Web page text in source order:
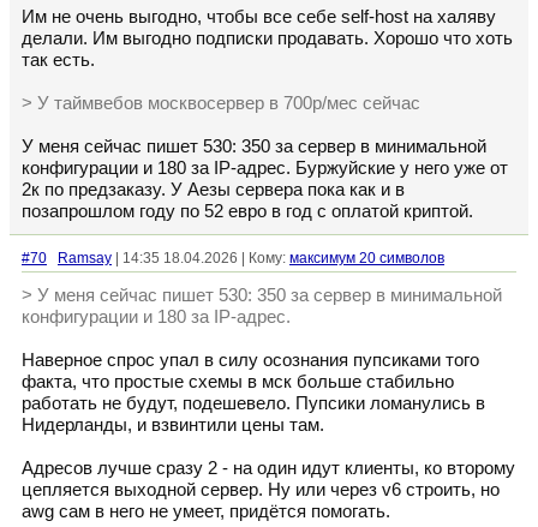
Им не очень выгодно, чтобы все себе self-host на халяву
делали. Им выгодно подписки продавать. Хорошо что хоть
так есть.
> У таймвебов москвосервер в 700р/мес сейчас
У меня сейчас пишет 530: 350 за сервер в минимальной
конфигурации и 180 за IP-адрес. Буржуйские у него уже от
2к по предзаказу. У Аезы сервера пока как и в
позапрошлом году по 52 евро в год с оплатой криптой.
#70 Ramsay | 14:35 18.04.2026 | Кому: максимум 20 символов
> У меня сейчас пишет 530: 350 за сервер в минимальной
конфигурации и 180 за IP-адрес.
Наверное спрос упал в силу осознания пупсиками того
факта, что простые схемы в мск больше стабильно
работать не будут, подешевело. Пупсики ломанулись в
Нидерланды, и взвинтили цены там.
Адресов лучше сразу 2 - на один идут клиенты, ко второму
цепляется выходной сервер. Ну или через v6 строить, но
awg сам в него не умеет, придётся помогать.